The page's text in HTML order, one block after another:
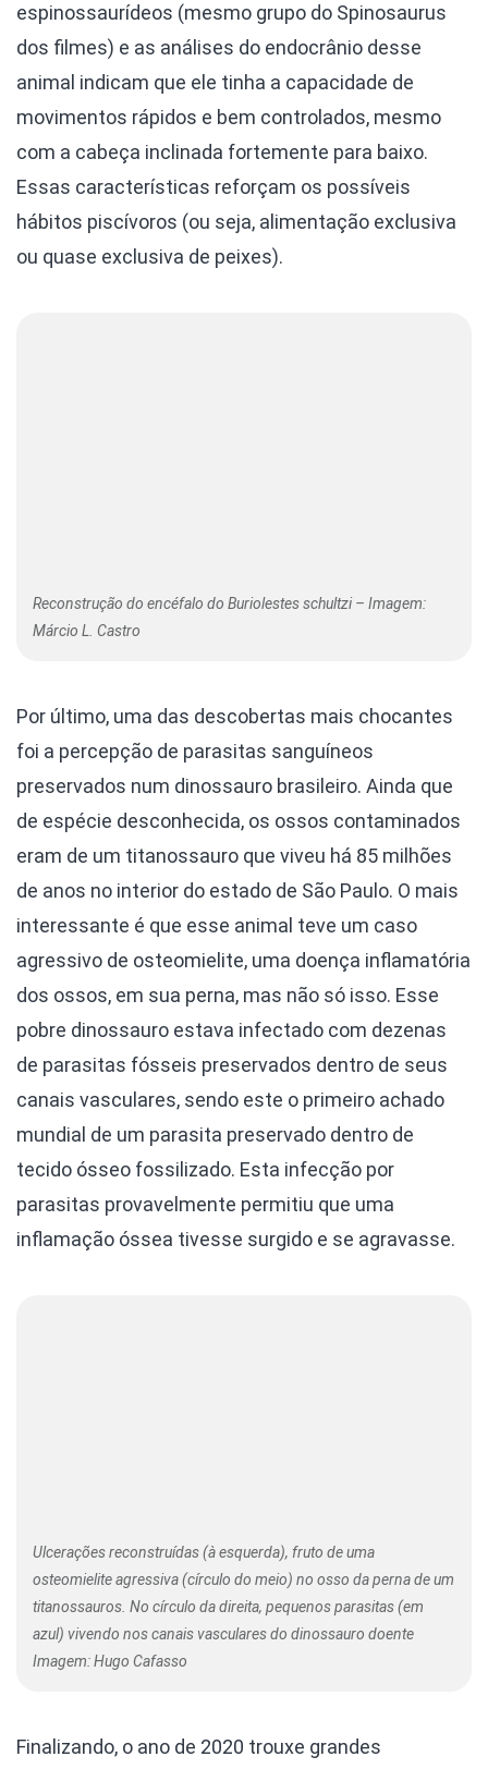
espinossaurídeos (mesmo grupo do Spinosaurus
dos filmes) e as análises do endocrânio desse
animal indicam que ele tinha a capacidade de
movimentos rápidos e bem controlados, mesmo
com a cabeça inclinada fortemente para baixo.
Essas características reforçam os possíveis
hábitos piscívoros (ou seja, alimentação exclusiva
ou quase exclusiva de peixes).
Reconstrução do encéfalo do Buriolestes schultzi – Imagem:
Márcio L. Castro
Por último, uma das descobertas mais chocantes
foi a percepção de parasitas sanguíneos
preservados num dinossauro brasileiro. Ainda que
de espécie desconhecida, os ossos contaminados
eram de um titanossauro que viveu há 85 milhões
de anos no interior do estado de São Paulo. O mais
interessante é que esse animal teve um caso
agressivo de osteomielite, uma doença inflamatória
dos ossos, em sua perna, mas não só isso. Esse
pobre dinossauro estava infectado com dezenas
de parasitas fósseis preservados dentro de seus
canais vasculares, sendo este o primeiro achado
mundial de um parasita preservado dentro de
tecido ósseo fossilizado. Esta infecção por
parasitas provavelmente permitiu que uma
inflamação óssea tivesse surgido e se agravasse.
Ulcerações reconstruídas (à esquerda), fruto de uma
osteomielite agressiva (círculo do meio) no osso da perna de um
titanossauros. No círculo da direita, pequenos parasitas (em
azul) vivendo nos canais vasculares do dinossauro doente
Imagem: Hugo Cafasso
Finalizando, o ano de 2020 trouxe grandes